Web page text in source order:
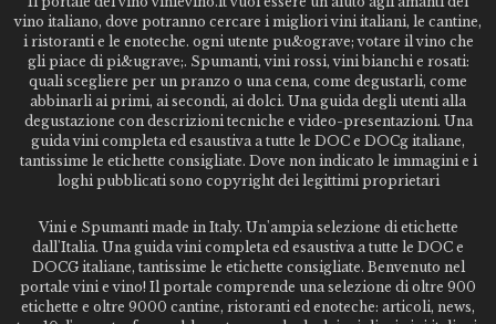
vino italiano, dove potranno cercare i migliori vini italiani, le cantine,
i ristoranti e le enoteche. ogni utente pu&ograve; votare il vino che
gli piace di pi&ugrave;. Spumanti, vini rossi, vini bianchi e rosati:
quali scegliere per un pranzo o una cena, come degustarli, come
abbinarli ai primi, ai secondi, ai dolci. Una guida degli utenti alla
degustazione con descrizioni tecniche e video-presentazioni. Una
guida vini completa ed esaustiva a tutte le DOC e DOCg italiane,
tantissime le etichette consigliate. Dove non indicato le immagini e i
loghi pubblicati sono copyright dei legittimi proprietari
Vini e Spumanti made in Italy. Un'ampia selezione di etichette
dall'Italia. Una guida vini completa ed esaustiva a tutte le DOC e
DOCG italiane, tantissime le etichette consigliate. Benvenuto nel
portale vini e vino! Il portale comprende una selezione di oltre 900
etichette e oltre 9000 cantine, ristoranti ed enoteche: articoli, news,